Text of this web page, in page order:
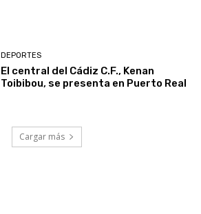
DEPORTES
El central del Cádiz C.F., Kenan
Toibibou, se presenta en Puerto Real
Cargar más